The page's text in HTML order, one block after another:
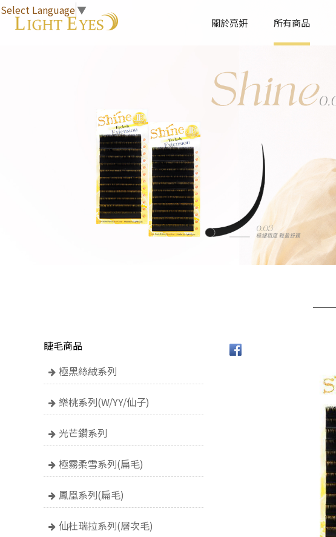
Select Language▼
關於亮妍 所有商品
睫毛商品
極黑絲絨系列
樂桃系列(W/YY/仙子)
光芒鑽系列
極霧柔雪系列(扁毛)
鳳凰系列(扁毛)
仙杜瑞拉系列(層次毛)